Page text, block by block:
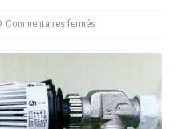
Commentaires fermés